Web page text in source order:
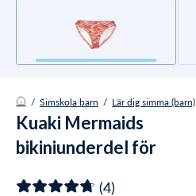
/ Simskola barn / Lär dig simma (barn)
Kuaki Mermaids
bikiniunderdel för
(4)